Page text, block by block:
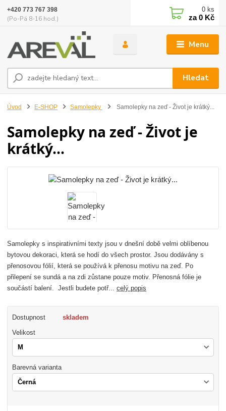
Menu
Hledat
+420 773 767 398
(Po-Pá 8-16 hod.)
0 ks
za0 Kč
Úvod E-SHOP Samolepky Samolepky na zeď - Život je krátký...
Samolepky na zeď - Život je
krátký...
Samolepky s inspirativními texty jsou v dnešní době velmi oblíbenou
bytovou dekoraci, která se hodí do všech prostor. Jsou dodávány s
přenosovou fólií, která se používá k přenosu motivu na zeď. Po
přilepení se sundá a na zdi zůstane pouze motiv. Přenosná fólie je
součástí balení. Jestli budete potř...celý popis
Dostupnost skladem
Velikost
Barevná varianta